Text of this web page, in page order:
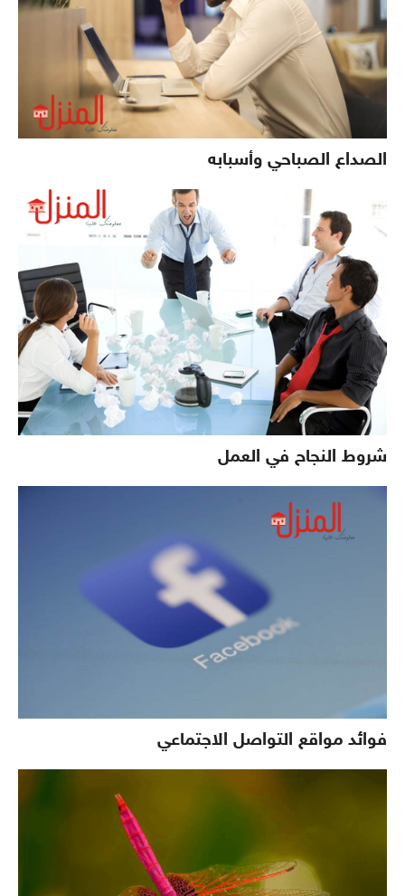
الصداع الصباحي وأسبابه
شروط النجاح في العمل
فوائد مواقع التواصل الاجتماعي